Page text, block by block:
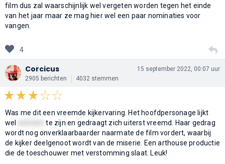
film dus zal waarschijnlijk wel vergeten worden tegen het einde
van het jaar maar ze mag hier wel een paar nominaties voor
vangen.
4
Corcicus
2905 berichten 4032 stemmen
15 september 2022, 00:07 uur
Was me dit een vreemde kijkervaring. Het hoofdpersonage lijkt
wel
te zijn en gedraagt zich uiterst vreemd. Haar gedrag
wordt nog onverklaarbaarder naarmate de film vordert, waarbij
de kijker deelgenoot wordt van de miserie. Een arthouse productie
die de toeschouwer met verstomming slaat. Leuk!